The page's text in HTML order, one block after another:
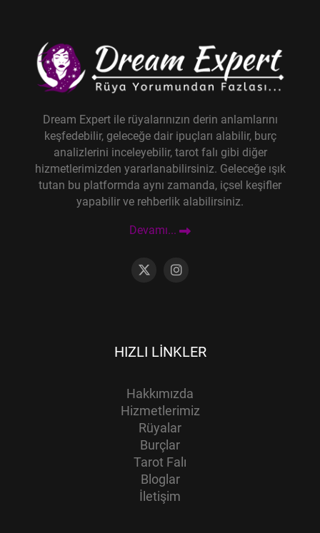
Dream Expert ile rüyalarınızın derin anlamlarını
keşfedebilir, geleceğe dair ipuçları alabilir, burç
analizlerini inceleyebilir, tarot falı gibi diğer
hizmetlerimizden yararlanabilirsiniz. Geleceğe ışık
tutan bu platformda aynı zamanda, içsel keşifler
yapabilir ve rehberlik alabilirsiniz.
Devamı...
HIZLI LINKLER
Hakkımızda
Hizmetlerimiz
Rüyalar
Burçlar
Tarot Falı
Bloglar
İletişim